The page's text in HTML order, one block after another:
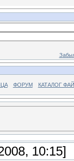
ФОРУМ КАТАЛОГ
10:15]